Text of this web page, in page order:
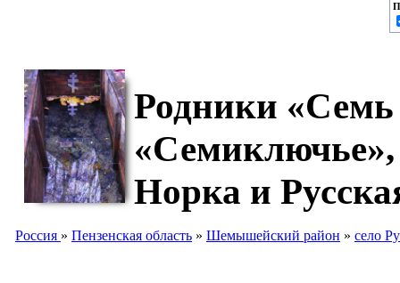
Родники «Семь
Норка и
Россия » Пензенская область » Шемышейский район » село